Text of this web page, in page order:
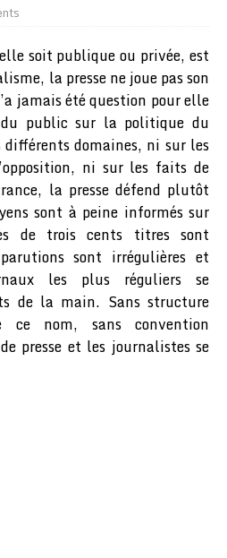
soit publique ou privée, est
la presse ne joue pas son
jamais été question pour elle
public sur la politique du
différents domaines, ni sur les
ni sur les faits de
la presse défend plutôt
sont à peine informés sur
de trois cents titres sont
sont irrégulières et
les plus réguliers se
de la main. Sans structure
ce nom, sans convention
presse et les journalistes se